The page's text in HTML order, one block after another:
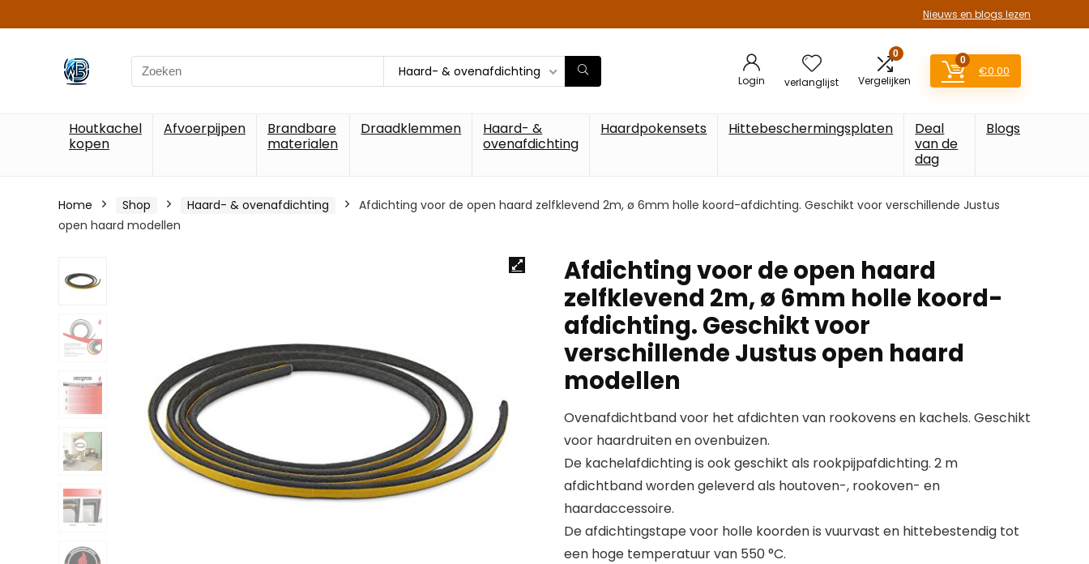
Nieuws en blogs lezen
Search
for:
Haard- & ovenafdichting
Login verlanglijst
0
Vergelijken
0
€0.00
Houtkachel
kopen
Afvoerpijpen
Brandbare
materialen
Draadklemmen
Haard- &
ovenafdichting
Haardpokensets Hittebeschermingsplaten
Deal
van de
dag
Blogs
Home Shop Haard- & ovenafdichting
Afdichting voor de open haard zelfklevend 2m, ø 6mm holle koord-afdichting. Geschikt voor verschillende Justus
open haard modellen
Afdichting voor de open haard
zelfklevend 2m, ø 6mm holle koord-
afdichting. Geschikt voor
verschillende Justus open haard
modellen
Ovenafdichtband voor het afdichten van rookovens en kachels. Geschikt
voor haardruiten en ovenbuizen.
De kachelafdichting is ook geschikt als rookpijpafdichting. 2 m
afdichtband worden geleverd als houtoven-, rookoven- en
haardaccessoire.
De afdichtingstape voor holle koorden is vuurvast en hittebestendig tot
een hoge temperatuur van 550 °C.